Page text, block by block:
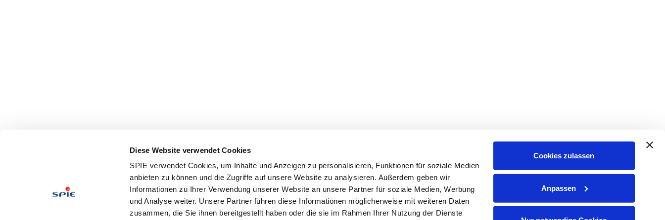
Diese Website verwendet Cookies
SPIE verwendet Cookies, um Inhalte und Anzeigen zu personalisieren, Funktionen für soziale Medien
anbieten zu können und die Zugriffe auf unsere Website zu analysieren. Außerdem geben wir
Informationen zu Ihrer Verwendung unserer Website an unsere Partner für soziale Medien, Werbung
und Analyse weiter. Unsere Partner führen diese Informationen möglicherweise mit weiteren Daten
zusammen, die Sie ihnen bereitgestellt haben oder die sie im Rahmen Ihrer Nutzung der Dienste
Cookies zulassen
Anpassen